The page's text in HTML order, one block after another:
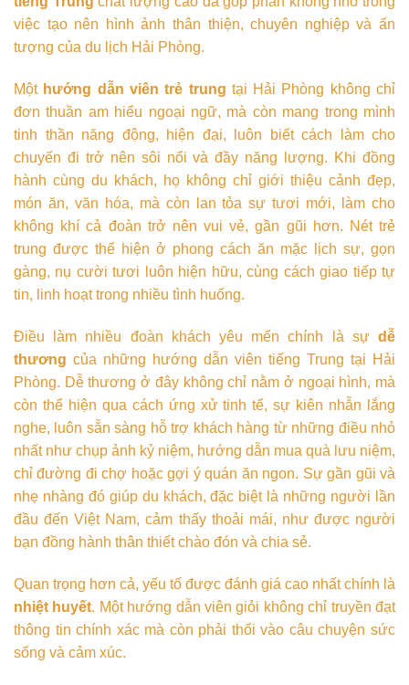
việc tạo nên hình ảnh thân thiện, chuyên nghiệp và ấn
tượng của du lịch Hải Phòng.
Một hướng dẫn viên trẻ trung tại Hải Phòng không chỉ
đơn thuần am hiểu ngoại ngữ, mà còn mang trong mình
tinh thần năng động, hiện đại, luôn biết cách làm cho
chuyến đi trở nên sôi nổi và đầy năng lượng. Khi đồng
hành cùng du khách, họ không chỉ giới thiệu cảnh đẹp,
món ăn, văn hóa, mà còn lan tỏa sự tươi mới, làm cho
không khí cả đoàn trở nên vui vẻ, gần gũi hơn. Nét trẻ
trung được thể hiện ở phong cách ăn mặc lịch sự, gọn
gàng, nụ cười tươi luôn hiện hữu, cùng cách giao tiếp tự
tin, linh hoạt trong nhiều tình huống.
Điều làm nhiều đoàn khách yêu mến chính là sự dễ
thương của những hướng dẫn viên tiếng Trung tại Hải
Phòng. Dễ thương ở đây không chỉ nằm ở ngoại hình, mà
còn thể hiện qua cách ứng xử tinh tế, sự kiên nhẫn lắng
nghe, luôn sẵn sàng hỗ trợ khách hàng từ những điều nhỏ
nhất như chụp ảnh kỷ niệm, hướng dẫn mua quà lưu niệm,
chỉ đường đi chợ hoặc gợi ý quán ăn ngon. Sự gần gũi và
nhẹ nhàng đó giúp du khách, đặc biệt là những người lần
đầu đến Việt Nam, cảm thấy thoải mái, như được người
bạn đồng hành thân thiết chào đón và chia sẻ.
Quan trọng hơn cả, yếu tố được đánh giá cao nhất chính là
nhiệt huyết. Một hướng dẫn viên giỏi không chỉ truyền đạt
thông tin chính xác mà còn phải thổi vào câu chuyện sức
sống và cảm xúc.